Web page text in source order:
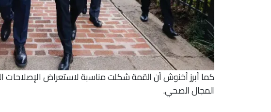
كما أبرز أخنوش أن القمة شكلت مناسبة لاستعراض الإصلاحات
المجال الصحي.